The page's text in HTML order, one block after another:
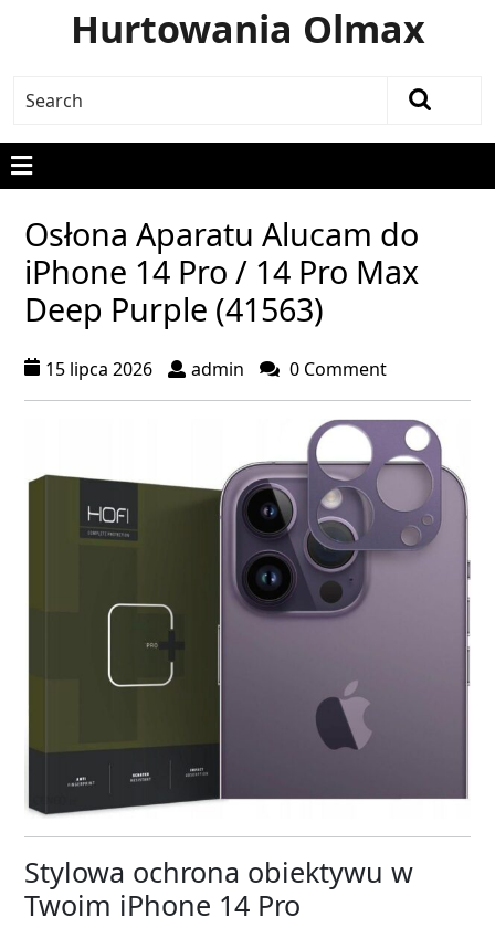
Hurtowania Olmax
Osłona Aparatu Alucam do
iPhone 14 Pro / 14 Pro Max
Deep Purple (41563)
15 lipca 2026 admin 0 Comment
Stylowa ochrona obiektywu w
Twoim iPhone 14 Pro